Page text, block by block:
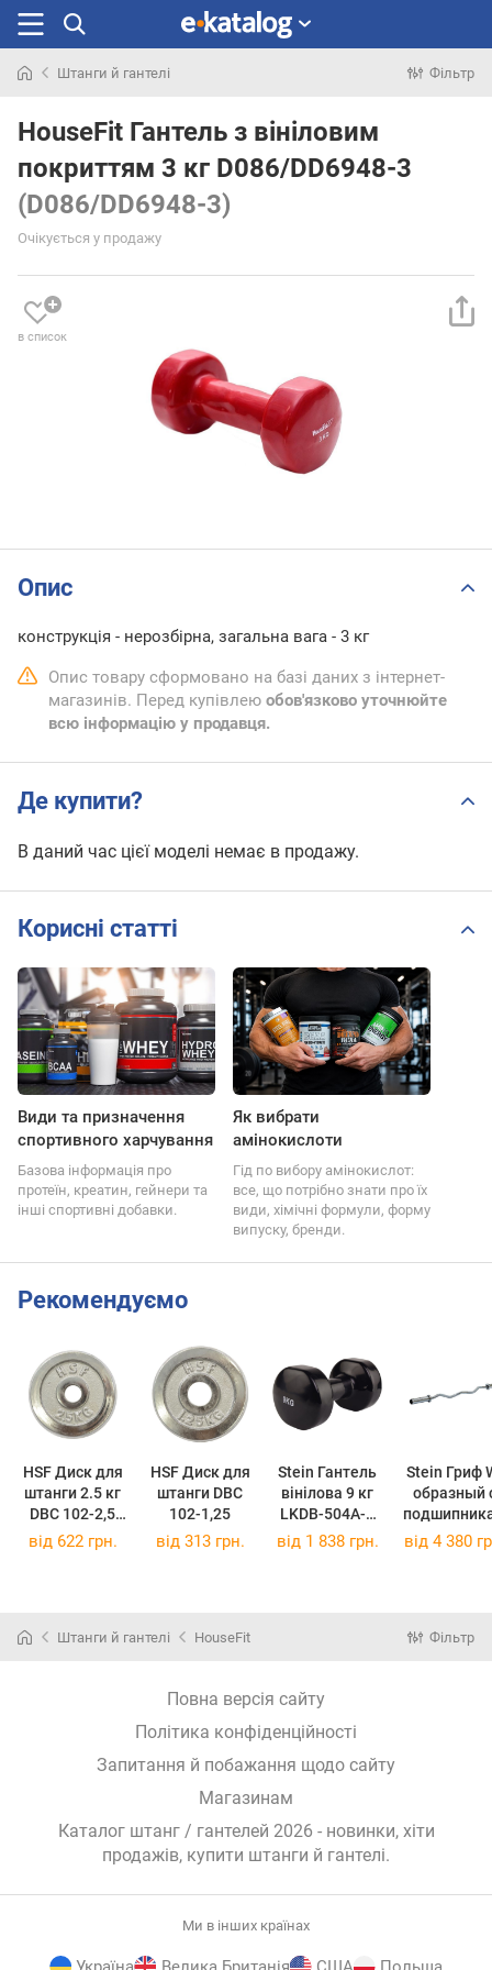
раніше
Штанги й гантелі Фільтр
HouseFit Гантель з вініловим
покриттям 3 кг D086/DD6948-3
(D086/DD6948-3)
Очікується у продажу
в список
Опис
конструкція - нерозбірна, загальна вага - 3 кг
Опис товару сформовано на базі даних з інтернет-
магазинів. Перед купівлею обов'язково уточнюйте
всю інформацію у продавця.
Де купити?
В даний час цієї моделі немає в продажу.
Корисні статті
Види та призначення
спортивного харчування
Базова інформація про
протеїн, креатин, гейнери та
інші спортивні добавки.
Як вибрати
амінокислоти
Гід по вибору амінокислот:
все, що потрібно знати про їх
види, хімічні формули, форму
випуску, бренди.
Рекомендуємо
HSF Диск для
штанги 2.5 кг
DBC 102-2,5
(DBC 102-2,5)
HSF Диск для
штанги DBC
102-1,25
Stein Гантель
вінілова 9 кг
LKDB-504A-9
(LKDB-504A-9)
Stein Гриф W-
образный
и DB0018
(DB0018)
від 622 грн. від 313 грн. від 1 838 грн. від 4 380
Штанги й гантелі HouseFit Фільтр
Повна версія сайту
Політика конфіденційності
Запитання й побажання щодо сайту
Магазинам
Каталог штанг / гантелей 2026 - новинки, хіти
продажів, купити штанги й гантелі.
Ми в інших країнах